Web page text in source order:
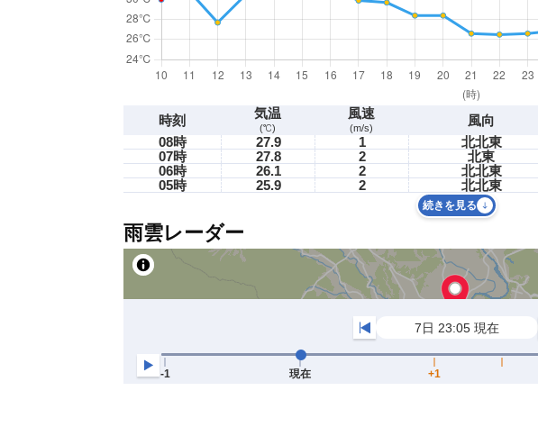
時刻 気温
(℃)
風速
(m/s) 風向
08時 27.9 1 北北東
07時
27.8 2 北東
06時
26.1 2 北北東
05時
25.9 2 北北東
続きを見る
雨雲レーダー